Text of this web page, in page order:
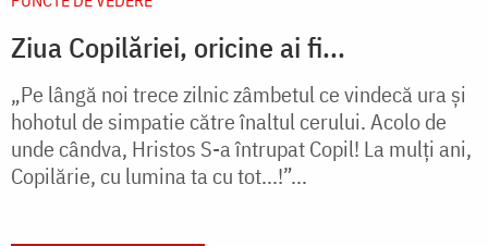
Ziua Copilăriei, oricine ai fi...
„Pe lângă noi trece zilnic zâmbetul ce vindecă ura și
hohotul de simpatie către înaltul cerului. Acolo de
unde cândva, Hristos S-a întrupat Copil! La mulți ani,
Copilărie, cu lumina ta cu tot...!”...